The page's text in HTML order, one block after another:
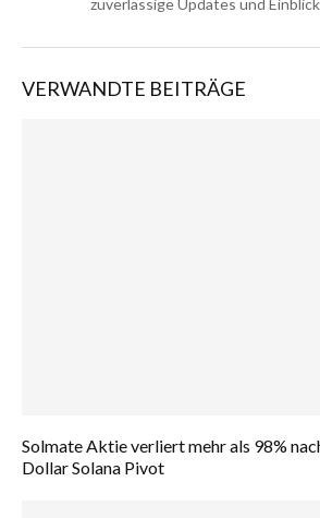
VERWANDTE BEITRÄGE
Solmate Aktie verliert mehr als 98%
Dollar Solana Pivot